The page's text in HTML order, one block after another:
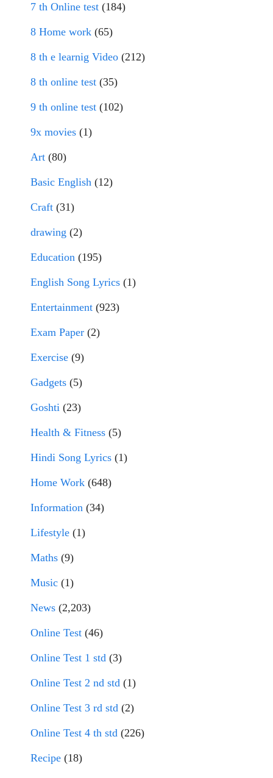
7 th Online test (184)
8 Home work (65)
8 th e learnig Video (212)
8 th online test (35)
9 th online test (102)
9x movies (1)
Art (80)
Basic English (12)
Craft (31)
drawing (2)
Education (195)
English Song Lyrics (1)
Entertainment (923)
Exam Paper (2)
Exercise (9)
Gadgets (5)
Goshti (23)
Health & Fitness (5)
Hindi Song Lyrics (1)
Home Work (648)
Information (34)
Lifestyle (1)
Maths (9)
Music (1)
News (2,203)
Online Test (46)
Online Test 1 std (3)
Online Test 2 nd std (1)
Online Test 3 rd std (2)
Online Test 4 th std (226)
Recipe (18)